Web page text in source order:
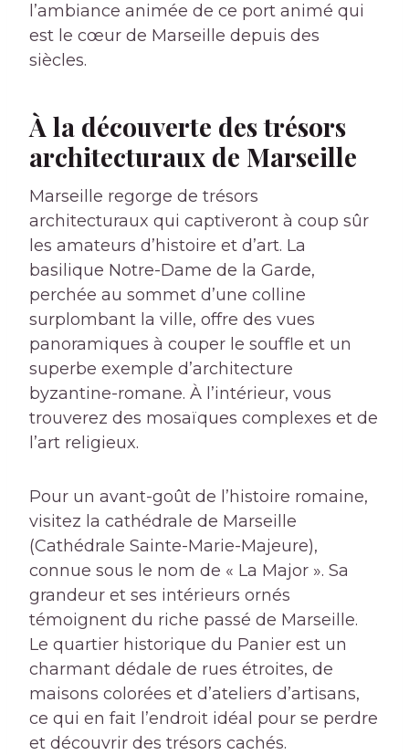
l’ambiance animée de ce port animé qui
est le cœur de Marseille depuis des
siècles.
À la découverte des trésors
architecturaux de Marseille
Marseille regorge de trésors
architecturaux qui captiveront à coup sûr
les amateurs d’histoire et d’art. La
basilique Notre-Dame de la Garde,
perchée au sommet d’une colline
surplombant la ville, offre des vues
panoramiques à couper le souffle et un
superbe exemple d’architecture
byzantine-romane. À l’intérieur, vous
trouverez des mosaïques complexes et de
l’art religieux.
Pour un avant-goût de l’histoire romaine,
visitez la cathédrale de Marseille
(Cathédrale Sainte-Marie-Majeure),
connue sous le nom de « La Major ». Sa
grandeur et ses intérieurs ornés
témoignent du riche passé de Marseille.
Le quartier historique du Panier est un
charmant dédale de rues étroites, de
maisons colorées et d’ateliers d’artisans,
ce qui en fait l’endroit idéal pour se perdre
et découvrir des trésors cachés.